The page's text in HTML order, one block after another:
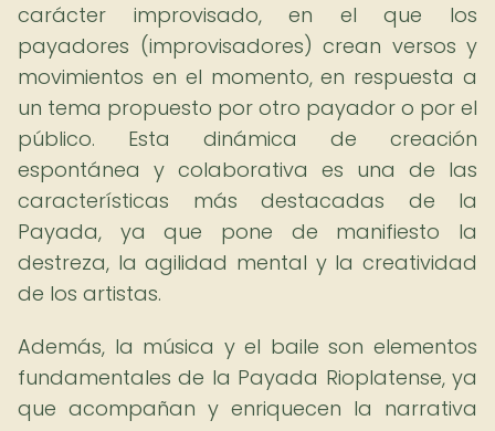
carácter improvisado, en el que los
payadores (improvisadores) crean versos y
movimientos en el momento, en respuesta a
un tema propuesto por otro payador o por el
público. Esta dinámica de creación
espontánea y colaborativa es una de las
características más destacadas de la
Payada, ya que pone de manifiesto la
destreza, la agilidad mental y la creatividad
de los artistas.
Además, la música y el baile son elementos
fundamentales de la Payada Rioplatense, ya
que acompañan y enriquecen la narrativa